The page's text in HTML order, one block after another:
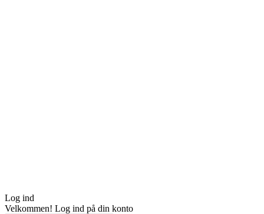
Log ind
Velkommen! Log ind på din konto